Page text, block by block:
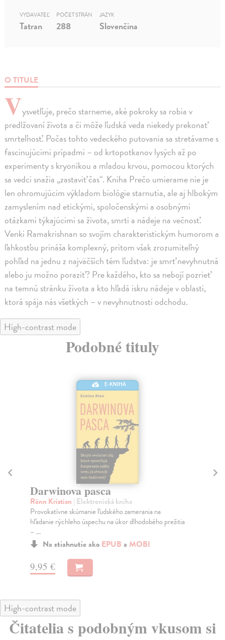
O TITULE
Vysvetľuje, prečo starneme, aké pokroky sa robia v
predlžovaní života a či môže ľudská veda niekedy prekonať
smrteľnosť. Počas tohto vedeckého putovania sa stretávame s
fascinujúcimi prípadmi – od krtopotkanov lysých až po
experimenty s kryonikou a mladou krvou, pomocou ktorých
sa vedci snažia „zastaviť čas“. Kniha Prečo umierame nie je
len ohromujúcim výkladom biológie starnutia, ale aj hlbokým
zamyslením nad etickými, spoločenskými a osobnými
otázkami týkajúcimi sa života, smrti a nádeje na večnosť.
Venki Ramakrishnan so svojím charakteristickým humorom a
ľahkosťou prináša komplexný, pritom však zrozumiteľný
pohľad na jednu z najväčších tém ľudstva: je smrť nevyhnutná
alebo ju možno poraziť? Pre každého, kto sa nebojí pozrieť
na temnú stránku života a kto hľadá iskru nádeje v oblasti,
ktorá spája nás všetkých – v nevyhnutnosti odchodu.
VYDAVATEĽ
Tatran
POČET STRÁN
288
JAZYK
Slovenčina
High-contrast mode
Podobné tituly
E-KNIHA
Darwinova pasca
Rönn Kristian | Elektronická kniha
Provokatívne skúmanie ľudského zamerania na
hľadanie rýchleho úspechu na úkor dlhodobého prežitia
– ...
Na stiahnutie ako EPUB a MOBI
9,95 €
High-contrast mode
Čitatelia s podobným vkusom si